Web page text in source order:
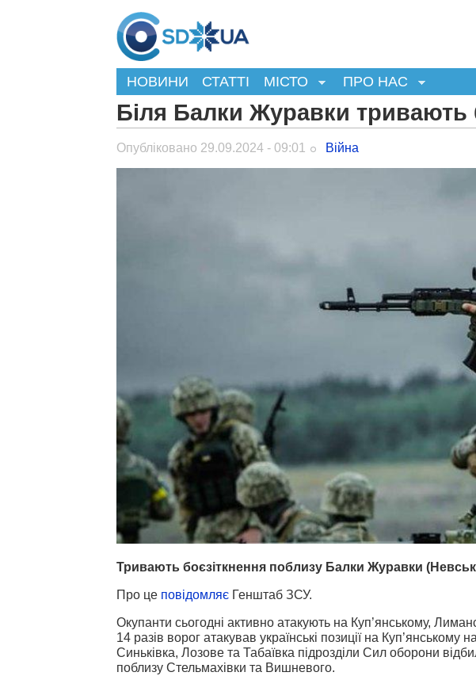
НОВИНИ СТАТТІ МІСТО ПРО НАС
Біля Балки Журавки тривають
Опубліковано 29.09.2024 - 09:01 Війна
Тривають боєзіткнення поблизу Балки Журавки
Про це повідомляє Генштаб ЗСУ.
Окупанти сьогодні активно атакують на Куп’янському,
14 разів ворог атакував українські позиції на Куп’янському
Синьківка, Лозове та Табаївка підрозділи Сил оборони
поблизу Стельмахівки та Вишневого.